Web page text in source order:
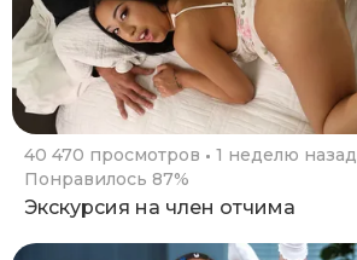
40 470 просмотров
1 неделю назад
Понравилось 87%
Экскурсия на член отчима